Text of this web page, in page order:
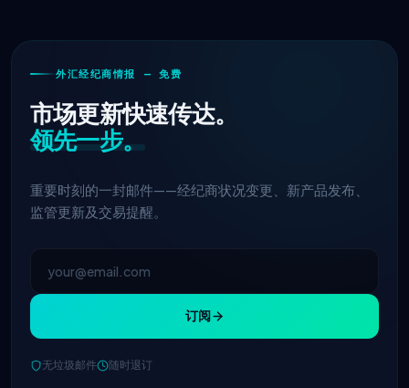
外汇经纪商情报 — 免费
市场更新快速传达。
领先一步。
重要时刻的一封邮件——经纪商状况变更、新产品发布、
监管更新及交易提醒。
订阅
无垃圾邮件 随时退订
IC Markets